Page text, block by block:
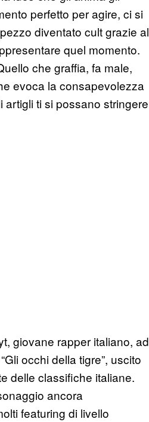
perfetto per agire, ci si
diventato cult grazie al
quel momento.
che graffia, fa male,
evoca la consapevolezza
ti si possano stringere
giovane rapper italiano, ad
occhi della tigre”, uscito
delle classifiche italiane.
ancora
featuring di livello